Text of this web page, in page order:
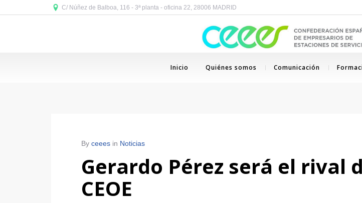
C/ Núñez de Balboa, 116 - 3ª planta - oficina 22, 28006 MADRID
Inicio Quiénes somos Comunicación
By ceees in Noticias
Gerardo Pérez será el rival
CEOE